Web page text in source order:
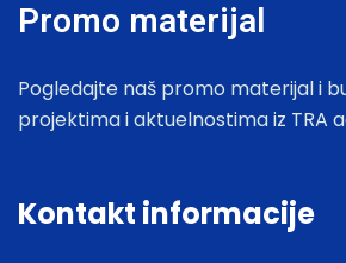
Promo materijal
Pogledajte naš promo materijal i
projektima i aktuelnostima iz TRA
Kontakt informacije